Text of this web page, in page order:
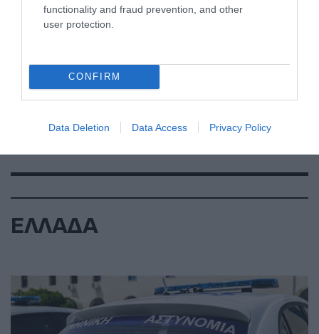
functionality and fraud prevention, and other
user protection.
CONFIRM
Data Deletion Data Access Privacy Policy
ΕΛΛΑΔΑ